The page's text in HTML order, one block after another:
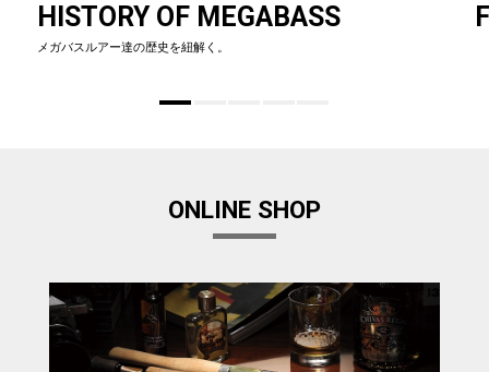
HISTORY OF MEGABASS
メガバスルアー達の歴史を紐解く。
ONLINE SHOP